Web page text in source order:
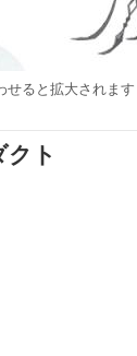
せると拡大されます
ト